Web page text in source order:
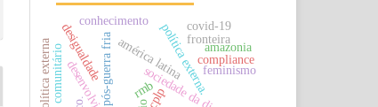
cplp
rmbpolítica externa.
pós-guerra friaamérica latina feminismo
política externa
conhecimento
fronteira
compliance
desigualdade amazonia
covid-19